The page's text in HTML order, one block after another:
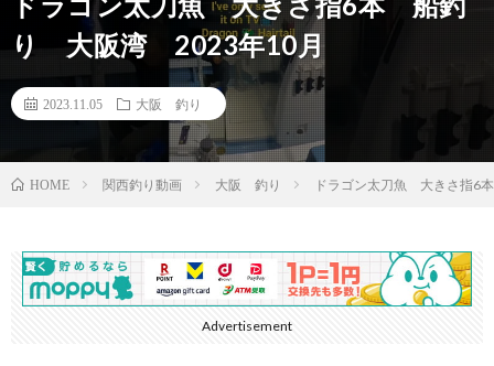
り 大阪湾 2023年10月
2023.11.05 大阪 釣り
HOME 関西釣り動画 大阪 釣り ドラゴン太刀魚 大きさ指
Advertisement